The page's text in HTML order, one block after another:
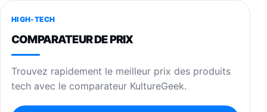
HIGH-TECH
COMPARATEUR DE PRIX
Trouvez rapidement le meilleur prix des produits
tech avec le comparateur KultureGeek.